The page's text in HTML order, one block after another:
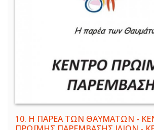
10. Η ΠΑΡΕΑ ΤΩΝ ΘΑΥΜΑΤΩΝ -